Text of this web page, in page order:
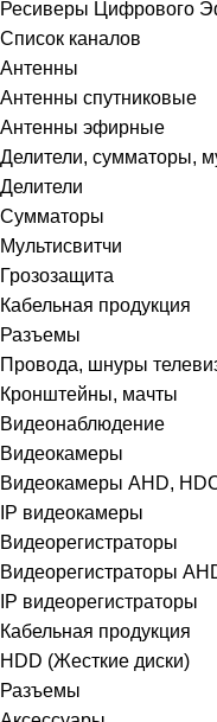
Ресиверы Цифрового
Список каналов
Антенны
Антенны спутниковые
Антенны эфирные
Делители, сумматоры,
Делители
Сумматоры
Мультисвитчи
Грозозащита
Кабельная продукция
Разъемы
Провода, шнуры
Кронштейны, мачты
Видеонаблюдение
Видеокамеры
Видеокамеры AHD,
IP видеокамеры
Видеорегистраторы
Видеорегистраторы
IP видеорегистраторы
Кабельная продукция
HDD (Жесткие диски)
Разъемы